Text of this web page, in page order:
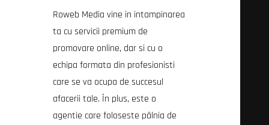
Roweb Media vine in intampinarea
ta cu servicii premium de
promovare online, dar si cu o
echipa formata din profesionisti
care se va ocupa de succesul
afacerii tale. În plus, este o
agentie care foloseste pâlnia de